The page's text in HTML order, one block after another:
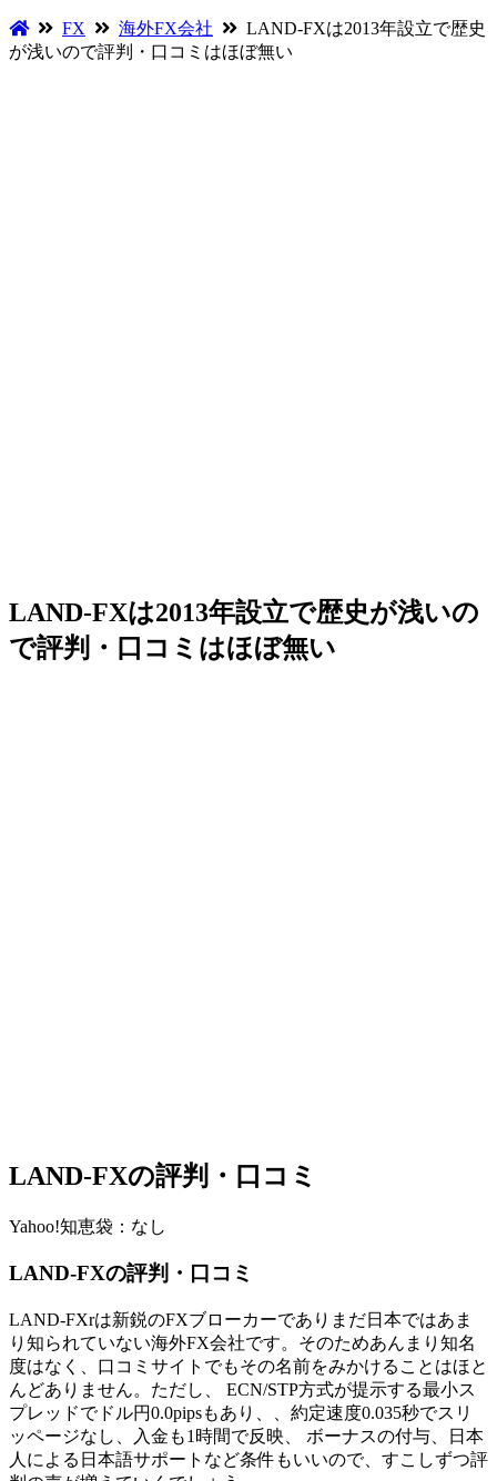
FX 海外FX会社
LAND-FXは2013年設立で歴史
が浅いので評判・口コミはほぼ無い
LAND-FXは2013年設立で歴史が浅いの
で評判・口コミはほぼ無い
LAND-FXの評判・口コミ
Yahoo!知恵袋：なし
LAND-FXの評判・口コミ
LAND-FXrは新鋭のFXブローカーでありまだ日本ではあま
り知られていない海外FX会社です。そのためあんまり知名
度はなく、口コミサイトでもその名前をみかけることはほと
んどありません。ただし、 ECN/STP方式が提示する最小ス
プレッドでドル円0.0pipsもあり、、約定速度0.035秒でスリ
ッページなし、入金も1時間で反映、 ボーナスの付与、日本
人による日本語サポートなど条件もいいので、すこしずつ評